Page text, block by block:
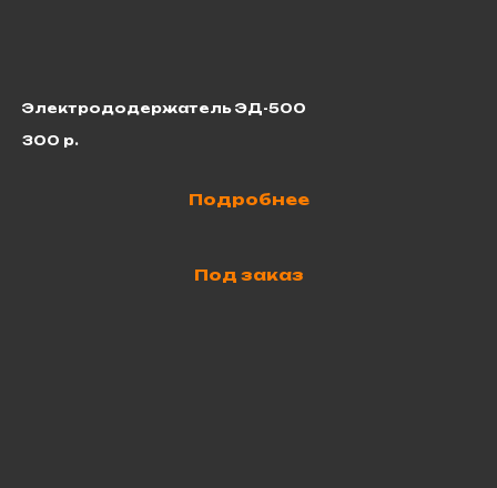
Электрододержатель ЭД-500
300 р.
Подробнее
Под заказ